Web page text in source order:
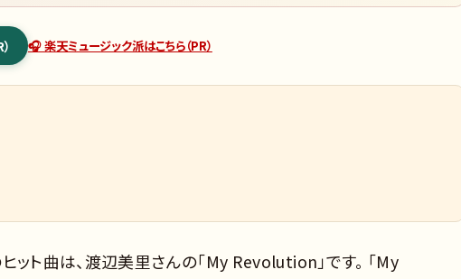
🎧 楽天ミュージック派はこちら（PR）
ット曲は、渡辺美里さんの「My Revolution」です。 「My